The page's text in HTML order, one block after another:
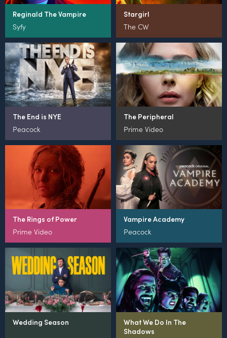
Reginald The Vampire
Syfy
Stargirl
The CW
The End is NYE
Peacock
The Peripheral
Prime Video
The Rings of Power
Prime Video
Vampire Academy
Peacock
Wedding Season
What We Do In The
Shadows